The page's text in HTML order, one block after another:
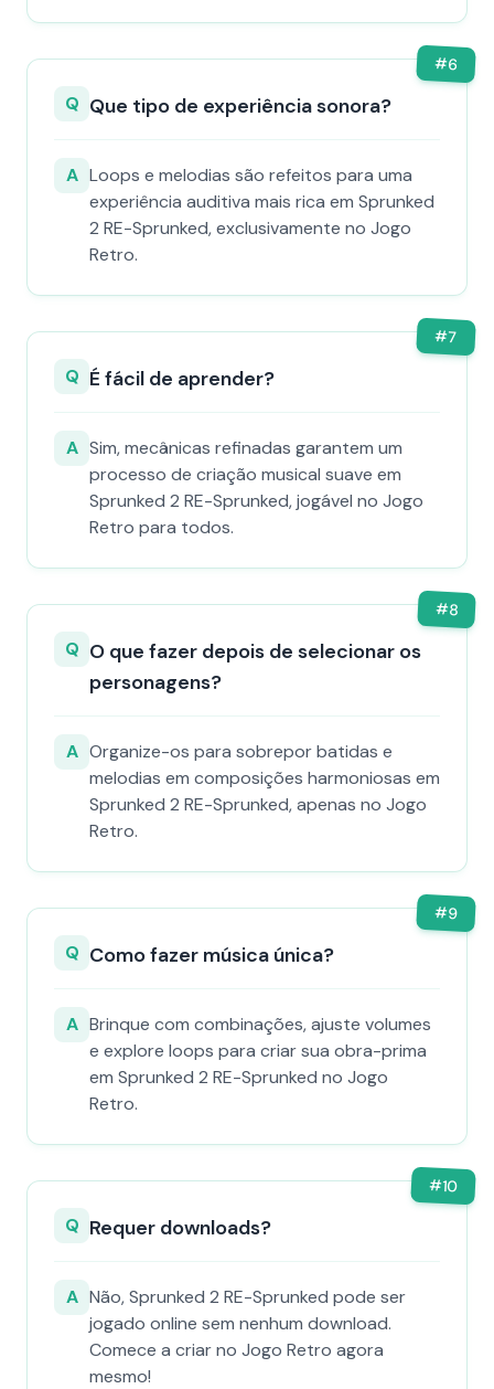
#6
Q Que tipo de experiência sonora?
A Loops e melodias são refeitos para uma
experiência auditiva mais rica em Sprunked
2 RE-Sprunked, exclusivamente no Jogo
Retro.
#7
Q É fácil de aprender?
A Sim, mecânicas refinadas garantem um
processo de criação musical suave em
Sprunked 2 RE-Sprunked, jogável no Jogo
Retro para todos.
#8
Q O que fazer depois de selecionar os
personagens?
A Organize-os para sobrepor batidas e
melodias em composições harmoniosas em
Sprunked 2 RE-Sprunked, apenas no Jogo
Retro.
#9
Q Como fazer música única?
A Brinque com combinações, ajuste volumes
e explore loops para criar sua obra-prima
em Sprunked 2 RE-Sprunked no Jogo
Retro.
#10
Q Requer downloads?
A Não, Sprunked 2 RE-Sprunked pode ser
jogado online sem nenhum download.
Comece a criar no Jogo Retro agora
mesmo!